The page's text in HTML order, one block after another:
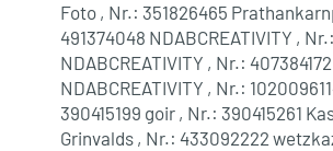
Foto , Nr.: 351826465
491374048 NDABCREATIVITY ,
NDABCREATIVITY , Nr.: 407384172
NDABCREATIVITY , Nr.:
390415199 goir , Nr.: 390415261
Grinvalds , Nr.: 433092222